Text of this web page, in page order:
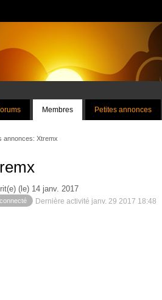
Membres Petites annonces
annonces: Xtremx
(le) 14 janv. 2017
Dernière activité janv. 29 2017 18:48